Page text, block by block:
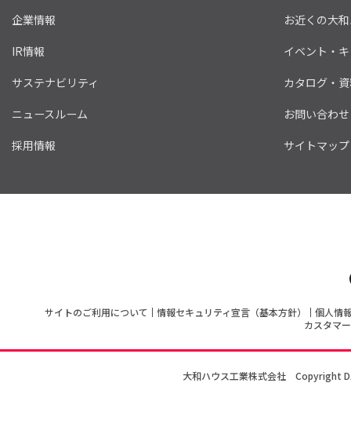
企業情報
IR情報
サステナビリティ
ニュースルーム
採用情報
お近くの大
イベント・
カタログ・
お問い合わせ
サイトマップ
サイトのご利用について 情報セキュリティ宣言（基本方針）
個人情
カスタマ
大和ハウス工業株式会社 Copyright